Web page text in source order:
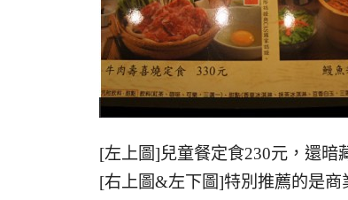
[左上圖]兒童餐定食230元，還暗
[右上圖&左下圖]特別推薦的是